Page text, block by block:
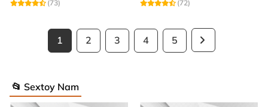
(73)
(72)
1 2 3 4 5
📂 Sextoy Nam